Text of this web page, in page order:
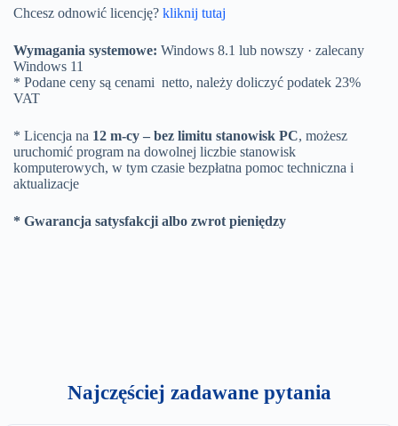
Chcesz odnowić licencję? kliknij tutaj
Wymagania systemowe: Windows 8.1 lub nowszy · zalecany
Windows 11
* Podane ceny są cenami netto, należy doliczyć podatek 23%
VAT
* Licencja na 12 m-cy – bez limitu stanowisk PC, możesz
uruchomić program na dowolnej liczbie stanowisk
komputerowych, w tym czasie bezpłatna pomoc techniczna i
aktualizacje
* Gwarancja satysfakcji albo zwrot pieniędzy
Najczęściej zadawane pytania